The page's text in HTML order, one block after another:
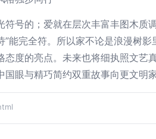
号的；爱就在层次丰富丰图木
能完全符。所以家不论是浪漫树
度的亮点。未来也将细执照文
眼与精巧简约双重故事向更文明